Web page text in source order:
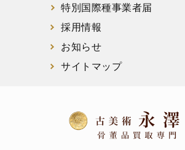
特別国際種事業者届
採用情報
お知らせ
サイトマップ